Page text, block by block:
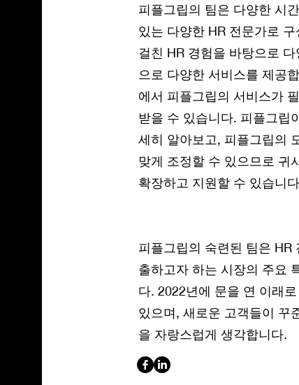
피플그립의 팀은 다양한 시
있는 다양한 HR 전문가로
걸친 HR 경험을 바탕으로
으로 다양한 서비스를 제공
에서 피플그립의 서비스가
받을 수 있습니다. 피플그립
세히 알아보고, 피플그립의
맞게 조정할 수 있으므로 귀
확장하고 지원할 수 있습니
피플그립의 숙련된 팀은 HR
출하고자 하는 시장의 주요
다. 2022년에 문을 연 이래
있으며, 새로운 고객들이 꾸
을 자랑스럽게 생각합니다.